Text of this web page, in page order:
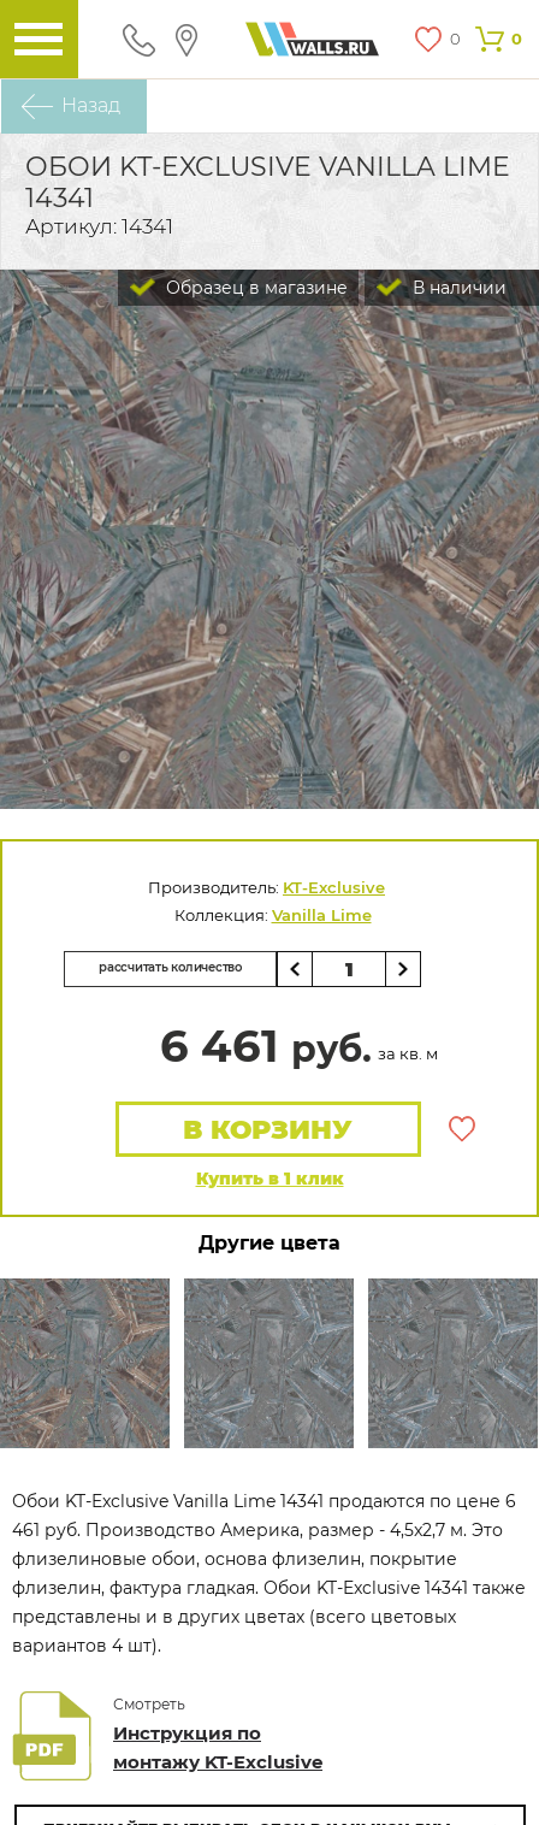
0 0
Назад
ОБОИ KT-EXCLUSIVE VANILLA LIME
14341
Артикул: 14341
В наличии
Образец в магазине
Производитель: KT-Exclusive
Коллекция: Vanilla Lime
рассчитать количество
6 461 руб. за кв. м
Купить в 1 клик
В КОРЗИНУ
Другие цвета
Обои KT-Exclusive Vanilla Lime 14341 продаются по цене 6
461 руб. Производство Америка, размер - 4,5x2,7 м. Это
флизелиновые обои, основа флизелин, покрытие
флизелин, фактура гладкая. Обои KT-Exclusive 14341 также
представлены и в других цветах (всего цветовых
вариантов 4 шт).
Смотреть
Инструкция по
монтажу KT-Exclusive